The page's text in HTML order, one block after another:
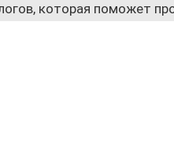
которая поможет